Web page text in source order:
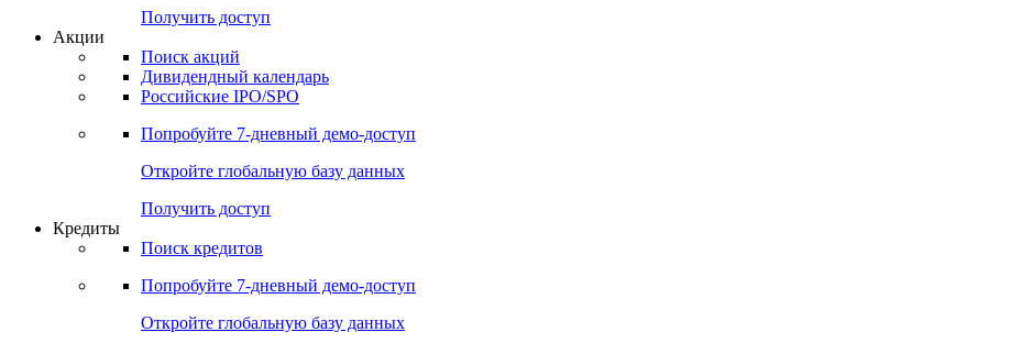
Попробуйте7-дневный
Откройте глобальную базу данных
Получить доступ
Акции
Поиск акций
Дивидендный календарь
Российские IPO/SPO
Попробуйте7-дневный
Откройте глобальную базу данных
Получить доступ
Кредиты
Поиск кредитов